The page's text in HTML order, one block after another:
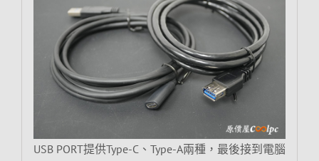
USB PORT提供Type-C、Type-A兩種，最後接到電腦